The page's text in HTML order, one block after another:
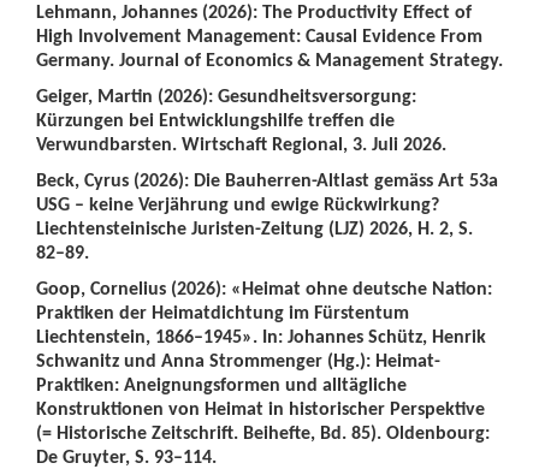
Lehmann, Johannes (2026): The Productivity Effect of
High Involvement Management: Causal Evidence From
Germany. Journal of Economics & Management Strategy.
Geiger, Martin (2026): Gesundheitsversorgung:
Kürzungen bei Entwicklungshilfe treffen die
Verwundbarsten. Wirtschaft Regional, 3. Juli 2026.
Beck, Cyrus (2026): Die Bauherren-Altlast gemäss Art 53a
USG – keine Verjährung und ewige Rückwirkung?
Liechtensteinische Juristen-Zeitung (LJZ) 2026, H. 2, S.
82–89.
Goop, Cornelius (2026): «Heimat ohne deutsche Nation:
Praktiken der Heimatdichtung im Fürstentum
Liechtenstein, 1866–1945». In: Johannes Schütz, Henrik
Schwanitz und Anna Strommenger (Hg.): Heimat-
Praktiken: Aneignungsformen und alltägliche
Konstruktionen von Heimat in historischer Perspektive
(= Historische Zeitschrift. Beihefte, Bd. 85). Oldenbourg:
De Gruyter, S. 93–114.